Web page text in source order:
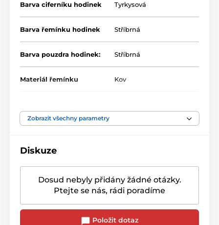
Barva ciferníku hodinek Tyrkysová
Barva řemínku hodinek Stříbrná
Barva pouzdra hodinek: Stříbrná
Materiál řemínku Kov
Zobrazit všechny parametry
Diskuze
Dosud nebyly přidány žádné otázky.
Ptejte se nás, rádi poradíme
Položit dotaz